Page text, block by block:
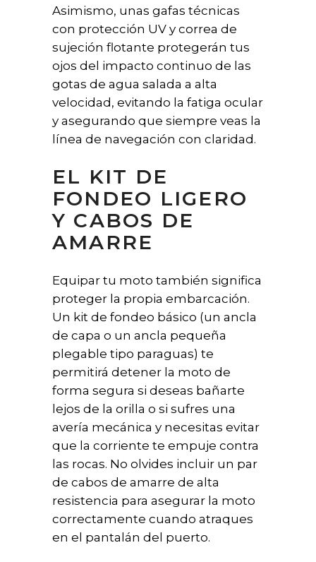
Asimismo, unas gafas técnicas
con protección UV y correa de
sujeción flotante protegerán tus
ojos del impacto continuo de las
gotas de agua salada a alta
velocidad, evitando la fatiga ocular
y asegurando que siempre veas la
línea de navegación con claridad.
EL KIT DE
FONDEO LIGERO
Y CABOS DE
AMARRE
Equipar tu moto también significa
proteger la propia embarcación.
Un kit de fondeo básico (un ancla
de capa o un ancla pequeña
plegable tipo paraguas) te
permitirá detener la moto de
forma segura si deseas bañarte
lejos de la orilla o si sufres una
avería mecánica y necesitas evitar
que la corriente te empuje contra
las rocas. No olvides incluir un par
de cabos de amarre de alta
resistencia para asegurar la moto
correctamente cuando atraques
en el pantalán del puerto.